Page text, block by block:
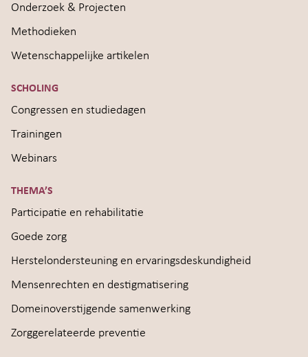
Onderzoek & Projecten
Methodieken
Wetenschappelijke artikelen
SCHOLING
Congressen en studiedagen
Trainingen
Webinars
THEMA’S
Participatie en rehabilitatie
Goede zorg
Herstelondersteuning en ervaringsdeskundigheid
Mensenrechten en destigmatisering
Domeinoverstijgende samenwerking
Zorggerelateerde preventie